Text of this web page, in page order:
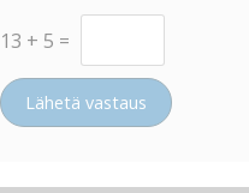
13 + 5 =
Lähetä vastaus